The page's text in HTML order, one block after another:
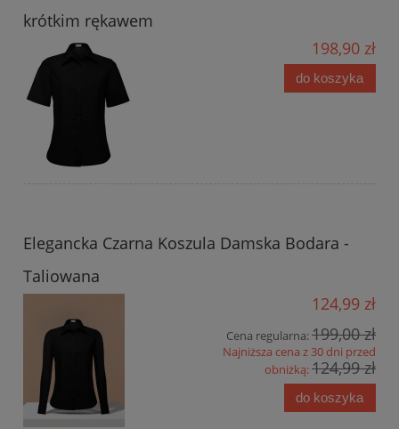
krótkim rękawem
198,90 zł
do koszyka
Elegancka Czarna Koszula Damska Bodara -
Taliowana
124,99 zł
Cena regularna:199,00 zł
Najniższa cena z 30 dni przed
obniżką:124,99 zł
do koszyka